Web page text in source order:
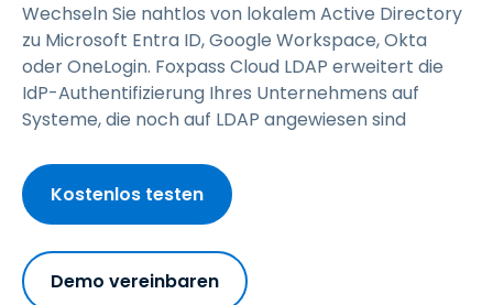
Wechseln Sie nahtlos von lokalem Active Directory
zu Microsoft Entra ID, Google Workspace, Okta
oder OneLogin. Foxpass Cloud LDAP erweitert die
IdP-Authentifizierung Ihres Unternehmens auf
Systeme, die noch auf LDAP angewiesen sind
Kostenlos testen
Demo vereinbaren